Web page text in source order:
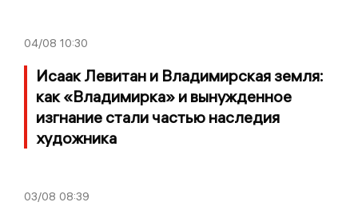
04/08 10:30
Исаак Левитан и Владимирская земля:
как «Владимирка» и вынужденное
изгнание стали частью наследия
художника
03/08 08:39